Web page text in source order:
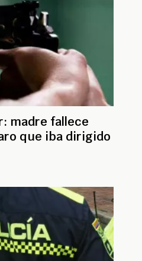
madre fallece
que iba dirigido